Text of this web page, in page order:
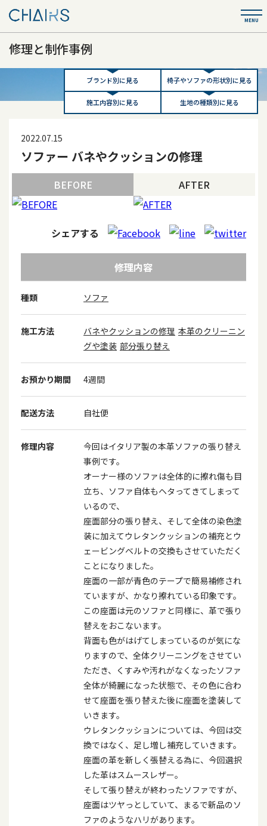
修理と制作事例
ブランド別に見る 椅子やソファの形状別に見る
施工内容別に見る 生地の種類別に見る
2022.07.15
ソファー バネやクッションの修理
BEFORE AFTER
シェアする
修理内容
種類 ソファ
施工方法 バネやクッションの修理 本革のクリーニン
グや塗装 部分張り替え
お預かり期間 4週間
配送方法 自社便
修理内容
今回はイタリア製の本革ソファの張り替え
事例です。
オーナー様のソファは全体的に擦れ傷も目
立ち、ソファ自体もヘタってきてしまって
いるので、
座面部分の張り替え、そして全体の染色塗
装に加えてウレタンクッションの補充とウ
ェービングベルトの交換もさせていただく
ことになりました。
座面の一部が青色のテープで簡易補修され
ていますが、かなり擦れている印象です。
この座面は元のソファと同様に、革で張り
替えをおこないます。
背面も色がはげてしまっているのが気にな
りますので、全体クリーニングをさせてい
ただき、くすみや汚れがなくなったソファ
全体が綺麗になった状態で、その色に合わ
せて座面を張り替えた後に座面を塗装して
いきます。
ウレタンクッションについては、今回は交
換ではなく、足し増し補充していきます。
座面の革を新しく張替える為に、今回選択
した革はスムースレザー。
そして張り替えが終わったソファですが、
座面はツヤっとしていて、まるで新品のソ
ファのようなハリがあります。